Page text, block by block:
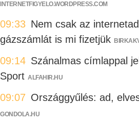
INTERNETFIGYELO.WORDPRESS.COM
09:33 Nem csak az
gázszámlát is mi fizetjük
09:14 Szánalmas címlappal
Sport ALFAHIR.HU
09:07 Országgyűlés: ad,
GONDOLA.HU